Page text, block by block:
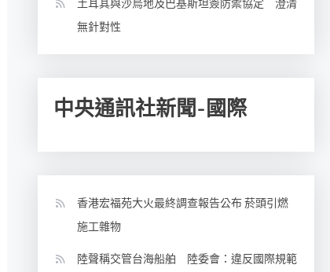
土耳其與沙烏地及巴基斯坦簽防禦協定 澄清
無針對性
中央通訊社新聞-國際
香港宏福苑大火最終調查報告公布 菸頭引燃
施工雜物
陸聲稱交管台海船舶 陸委會：違反國際規範